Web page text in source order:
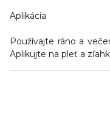
Aplikácia
Používajte ráno a
Aplikujte na pleť a